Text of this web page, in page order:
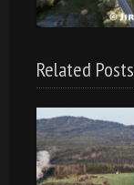
Related Posts